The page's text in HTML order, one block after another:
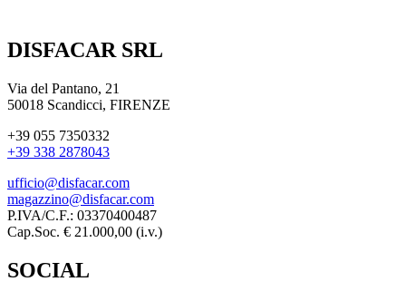
DISFACAR SRL
Via del Pantano, 21
50018 Scandicci, FIRENZE
+39 055 7350332
+39 338 2878043
ufficio@disfacar.com
magazzino@disfacar.com
P.IVA/C.F.: 03370400487
Cap.Soc. € 21.000,00 (i.v.)
SOCIAL